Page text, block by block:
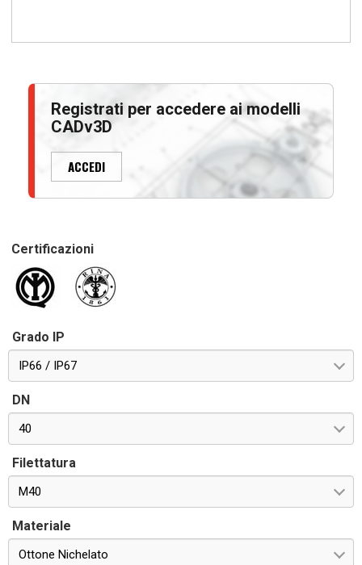
Registrati per accedere ai modelli
CADv3D
ACCEDI
Certificazioni
Grado IP
IP66 / IP67
DN
40
Filettatura
M40
Materiale
Ottone Nichelato